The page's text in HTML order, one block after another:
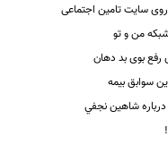
سایت تامین اجتماعی
من و تو
سوابق بیمه
شاهين نجفي